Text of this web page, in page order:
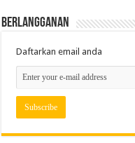
Berlangganan
Daftarkan email anda